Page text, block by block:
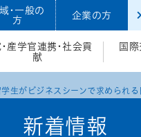
・一般の
方
企業の方
産学官連携・社会貢
献
国際
生がビジネスシーンで求めら
新着情報